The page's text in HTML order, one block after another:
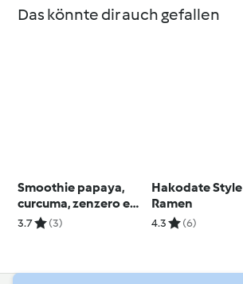
Das könnte dir auch gefallen
Smoothie papaya,
curcuma, zenzero e
chia
3.7 (3)
Hakodate Style
Ramen
4.3 (6)